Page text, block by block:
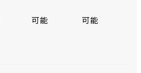
可能 可能